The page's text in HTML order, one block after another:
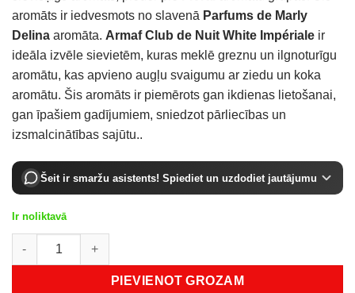
aromāts ir iedvesmots no slavenā Parfums de Marly
Delina aromāta. Armaf Club de Nuit White Impériale ir
ideāla izvēle sievietēm, kuras meklē greznu un ilgnoturīgu
aromātu, kas apvieno augļu svaigumu ar ziedu un koka
aromātu. Šis aromāts ir piemērots gan ikdienas lietošanai,
gan īpašiem gadījumiem, sniedzot pārliecības un
izsmalcinātības sajūtu..
Šeit ir smaržu asistents! Spiediet un uzdodiet jautājumu
Ir noliktavā
Armaf Club De Nuit White Impériale EDP 105 ml daudzums
PIEVIENOT GROZAM